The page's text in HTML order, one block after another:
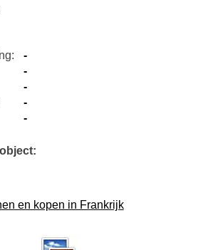
-
-
-
-
-
en kopen in Frankrijk